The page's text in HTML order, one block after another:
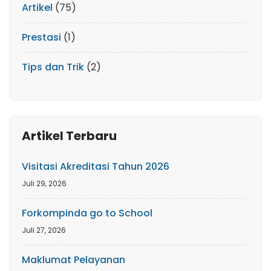
Artikel (75)
Prestasi (1)
Tips dan Trik (2)
Artikel Terbaru
Visitasi Akreditasi Tahun 2026
Juli 29, 2026
Forkompinda go to School
Juli 27, 2026
Maklumat Pelayanan